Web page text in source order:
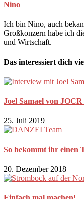
Nino
Ich bin Nino, auch
Großkonzern habe ich
und Wirtschaft.
Das interessiert dich
Joel Samael von
25. Juli 2019
So bekommt ihr einen
20. Dezember 2018